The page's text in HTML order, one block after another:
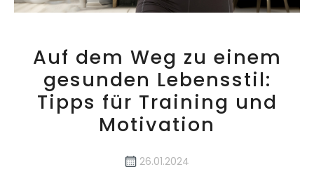
Auf dem Weg zu einem
gesunden Lebensstil:
Tipps für Training und
Motivation
26.01.2024